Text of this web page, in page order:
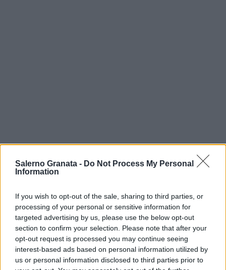
Salerno Granata - Do Not Process My Personal
Information
If you wish to opt-out of the sale, sharing to third parties, or
processing of your personal or sensitive information for
targeted advertising by us, please use the below opt-out
section to confirm your selection. Please note that after your
opt-out request is processed you may continue seeing
interest-based ads based on personal information utilized by
us or personal information disclosed to third parties prior to